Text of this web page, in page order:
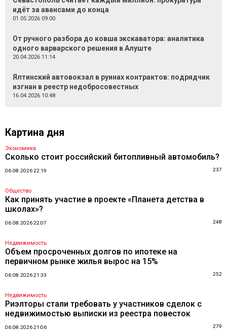
идёт за авансами до конца
01.05.2026 09:00
От ручного разбора до ковша экскаватора: аналитика
одного варварского решения в Алуште
20.04.2026 11:14
Ялтинский автовокзал в руинах контрактов: подрядчик
изгнан в реестр недобросовестных
16.04.2026 10:48
Картина дня
Экономика
Сколько стоит российский битопливный автомобиль?
06.08.2026 22:19 237
Общество
Как принять участие в проекте «Планета детства в
школах»?
06.08.2026 22:07 248
Недвижимость
Объем просроченных долгов по ипотеке на
первичном рынке жилья вырос на 15%
06.08.2026 21:33 252
Недвижимость
Риэлторы стали требовать у участников сделок с
недвижимостью выписки из реестра повесток
06.08.2026 21:06 279